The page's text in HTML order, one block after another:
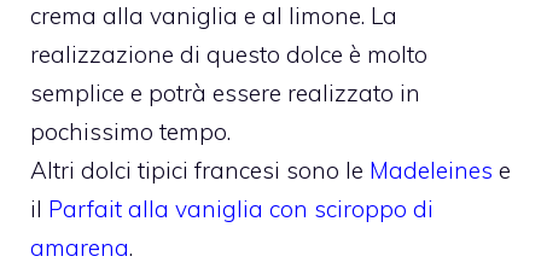
crema alla vaniglia e al limone. La
realizzazione di questo dolce è molto
semplice e potrà essere realizzato in
pochissimo tempo.
Altri dolci tipici francesi sono le Madeleines e
il Parfait alla vaniglia con sciroppo di
amarena.